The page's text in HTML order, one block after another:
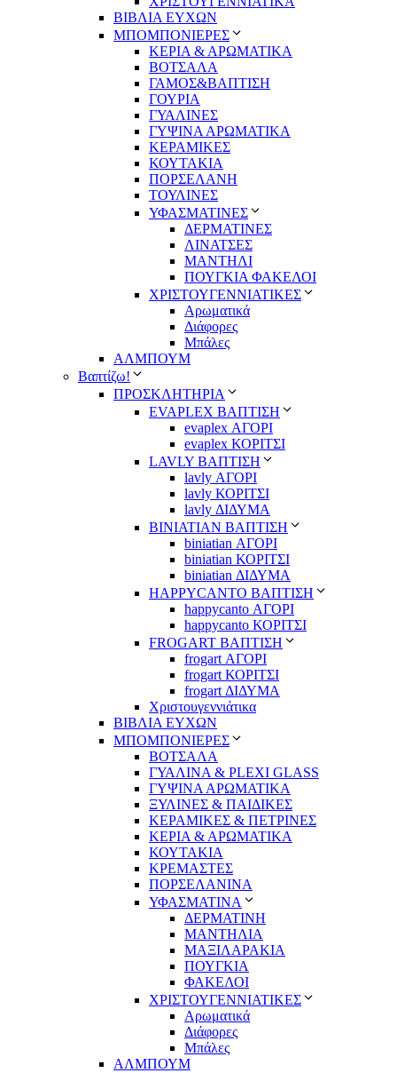
ΒΙΒΛΙΑ ΕΥΧΩΝ
ΜΠΟΜΠΟΝΙΕΡΕΣ
ΚΕΡΙΑ & ΑΡΩΜΑΤΙΚΑ
ΒΟΤΣΑΛΑ
ΓΑΜΟΣ&ΒΑΠΤΙΣΗ
ΓΟΥΡΙΑ
ΓΥΑΛΙΝΕΣ
ΓΥΨΙΝΑ ΑΡΩΜΑΤΙΚΑ
ΚΕΡΑΜΙΚΕΣ
ΚΟΥΤΑΚΙΑ
ΠΟΡΣΕΛΑΝΗ
ΤΟΥΛΙΝΕΣ
ΥΦΑΣΜΑΤΙΝΕΣ
ΔΕΡΜΑΤΙΝΕΣ
ΛΙΝΑΤΣΕΣ
ΜΑΝΤΗΛΙ
ΠΟΥΓΚΙΑ ΦΑΚΕΛΟΙ
ΧΡΙΣΤΟΥΓΕΝΝΙΑΤΙΚΕΣ
Αρωματικά
Διάφορες
Μπάλες
ΑΛΜΠΟΥΜ
Βαπτίζω!
ΠΡΟΣΚΛΗΤΗΡΙΑ
EVAPLEX ΒΑΠΤΙΣΗ
evaplex ΑΓΟΡΙ
evaplex ΚΟΡΙΤΣΙ
LAVLY ΒΑΠΤΙΣΗ
lavly ΑΓΟΡΙ
lavly ΚΟΡΙΤΣΙ
lavly ΔΙΔΥΜΑ
ΒΙΝΙΑΤΙΑΝ ΒΑΠΤΙΣΗ
biniatian ΑΓΟΡΙ
biniatian ΚΟΡΙΤΣΙ
biniatian ΔΙΔΥΜΑ
HAPPYCANTO ΒΑΠΤΙΣΗ
happycanto ΑΓΟΡΙ
happycanto ΚΟΡΙΤΣΙ
FROGART ΒΑΠΤΙΣΗ
frogart ΑΓΟΡΙ
frogart ΚΟΡΙΤΣΙ
frogart ΔΙΔΥΜΑ
Χριστουγεννιάτικα
ΒΙΒΛΙΑ ΕΥΧΩΝ
ΜΠΟΜΠΟΝΙΕΡΕΣ
ΒΟΤΣΑΛΑ
ΓΥΑΛΙΝΑ & PLEXI GLASS
ΓΥΨΙΝΑ ΑΡΩΜΑΤΙΚΑ
ΞΥΛΙΝΕΣ & ΠΑΙΔΙΚΕΣ
ΚΕΡΑΜΙΚΕΣ & ΠΕΤΡΙΝΕΣ
ΚΕΡΙΑ & ΑΡΩΜΑΤΙΚΑ
ΚΟΥΤΑΚΙΑ
ΚΡΕΜΑΣΤΕΣ
ΠΟΡΣΕΛΑΝΙΝΑ
ΥΦΑΣΜΑΤΙΝA
ΔΕΡΜΑΤΙΝΗ
ΜΑΝΤΗΛΙΑ
ΜΑΞΙΛΑΡΑΚΙΑ
ΠΟΥΓΚΙΑ
ΦΑΚΕΛΟΙ
ΧΡΙΣΤΟΥΓΕΝΝΙΑΤΙΚΕΣ
Αρωματικά
Διάφορες
Μπάλες
ΑΛΜΠΟΥΜ